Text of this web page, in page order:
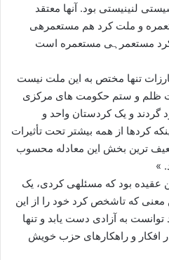
لنینیستی بود. آنها معتقد
و ملت کرد هم مستعمرهی
کرد مستعمرہی مستعمره است
تنها مختص به این ملت نیست
ظلم و ستم حکومت های مرکزی
گردند و یک کردستان واحد و
کردها از همه بیشتر تحت تأثیرات
ترین بخش این معادله محسوب
»
عقیده بود که مسئلهی کردی، یک
که تاشخص کرد خود را از این
به آزادی دست یابد و تنها
افکار و راهکارهای حزب خویش